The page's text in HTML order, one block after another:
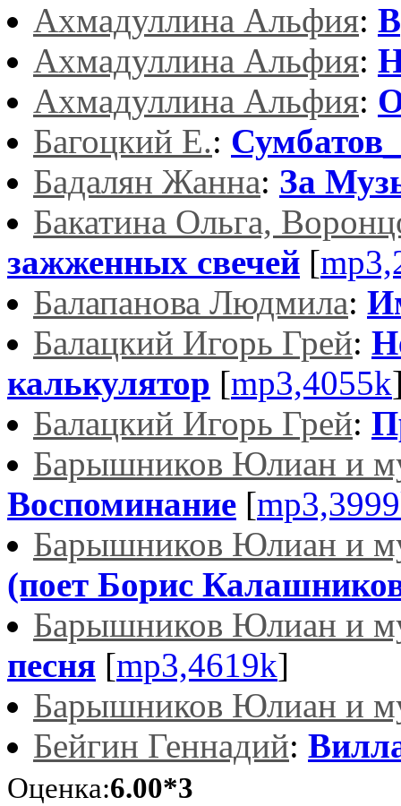
Ахмадуллина Альфия:
Ахмадуллина Альфия:
Ахмадуллина Альфия:
Багоцкий Е.:
Бадалян Жанна: За
Бакатина Ольга,
зажженных свечей [
Балапанова Людмила:
Балацкий Игорь Грей:
калькулятор [mp3,4055k
Балацкий Игорь Грей:
Барышников Юлиан и
Воспоминание [
Барышников Юлиан и
(поет Борис
Барышников Юлиан и
песня [mp3,4619k]
Барышников Юлиан и
Бейгин Геннадий:
Оценка:6.00*3